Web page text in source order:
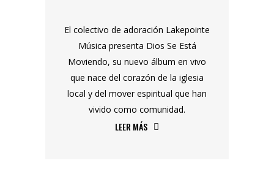
El colectivo de adoración Lakepointe
Música presenta Dios Se Está
Moviendo, su nuevo álbum en vivo
que nace del corazón de la iglesia
local y del mover espiritual que han
vivido como comunidad.
LEER MÁS